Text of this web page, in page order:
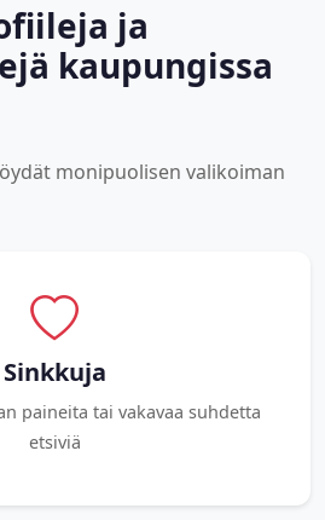
ja
kaupungissa
monipuolisen valikoiman
Sinkkuja
paineita tai vakavaa suhdetta
etsiviä